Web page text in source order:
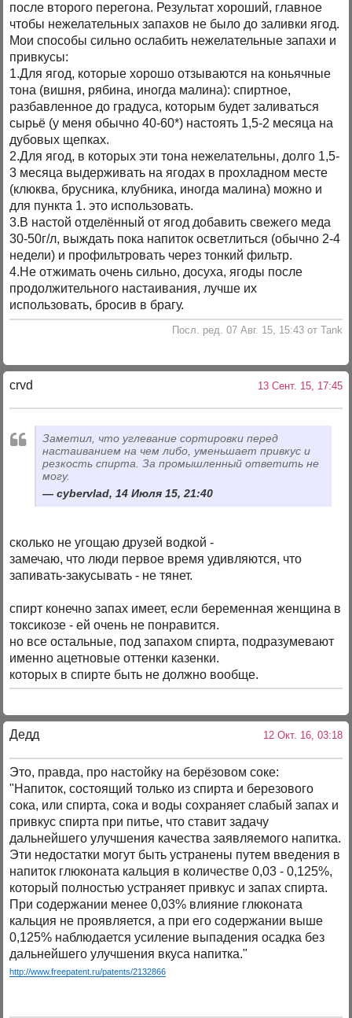
после второго перегона. Результат хороший, главное
чтобы нежелательных запахов не было до заливки ягод.
Мои способы сильно ослабить нежелательные запахи и
привкусы:
1.Для ягод, которые хорошо отзываются на коньячные
тона (вишня, рябина, иногда малина): спиртное,
разбавленное до градуса, которым будет заливаться
сырьё (у меня обычно 40-60*) настоять 1,5-2 месяца на
дубовых щепках.
2.Для ягод, в которых эти тона нежелательны, долго 1,5-
3 месяца выдерживать на ягодах в прохладном месте
(клюква, брусника, клубника, иногда малина) можно и
для пункта 1. это использовать.
3.В настой отделённый от ягод добавить свежего меда
30-50г/л, выждать пока напиток осветлиться (обычно 2-4
недели) и профильтровать через тонкий фильтр.
4.Не отжимать очень сильно, досуха, ягоды после
продолжительного настаивания, лучше их
использовать, бросив в брагу.
Посл. ред. 07 Авг. 15, 15:43 от Tank
crvd 13 Сент. 15, 17:45
Заметил, что углевание сортировки перед
настаиванием на чем либо, уменьшает привкус и
резкость спирта. За промышленный ответить не
могу.
cybervlad, 14 Июля 15, 21:40
сколько не угощаю друзей водкой -
замечаю, что люди первое время удивляются, что
запивать-закусывать - не тянет.
спирт конечно запах имеет, если беременная женщина в
токсикозе - ей очень не понравится.
но все остальные, под запахом спирта, подразумевают
именно ацетновые оттенки казенки.
которых в спирте быть не должно вообще.
Дедд 12 Окт. 16, 03:18
Это, правда, про настойку на берёзовом соке:
"Напиток, состоящий только из спирта и березового
сока, или спирта, сока и воды сохраняет слабый запах и
привкус спирта при питье, что ставит задачу
дальнейшего улучшения качества заявляемого напитка.
Эти недостатки могут быть устранены путем введения в
напиток глюконата кальция в количестве 0,03 - 0,125%,
который полностью устраняет привкус и запах спирта.
При содержании менее 0,03% влияние глюконата
кальция не проявляется, а при его содержании выше
0,125% наблюдается усиление выпадения осадка без
дальнейшего улучшения вкуса напитка."
http://www.freepatent.ru/patents/2132866